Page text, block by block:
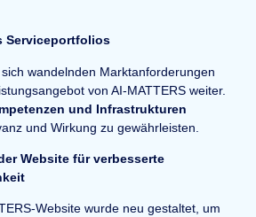
Serviceportfolios
wandelnden Marktanforderungen
von AI-MATTERS weiter.
und Infrastrukturen
und Wirkung zu gewährleisten.
Website für verbesserte
Website wurde neu gestaltet, um